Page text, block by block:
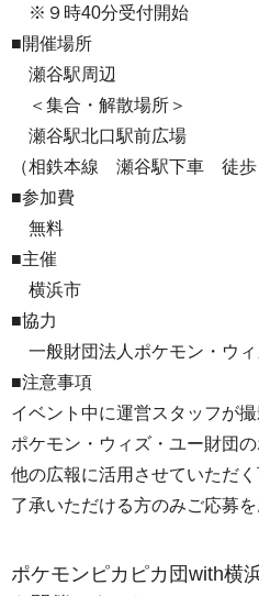
※９時40分受付開始
■開催場所
瀬谷駅周辺
＜集合・解散場所＞
瀬谷駅北口駅前広場
（相鉄本線 瀬谷駅下車 徒歩
■参加費
無料
■主催
横浜市
■協力
一般財団法人ポケモン・ウィ
■注意事項
イベント中に運営スタッフが
ポケモン・ウィズ・ユー財団
他の広報に活用させていただ
了承いただける方のみご応募を
ポケモンピカピカ団with